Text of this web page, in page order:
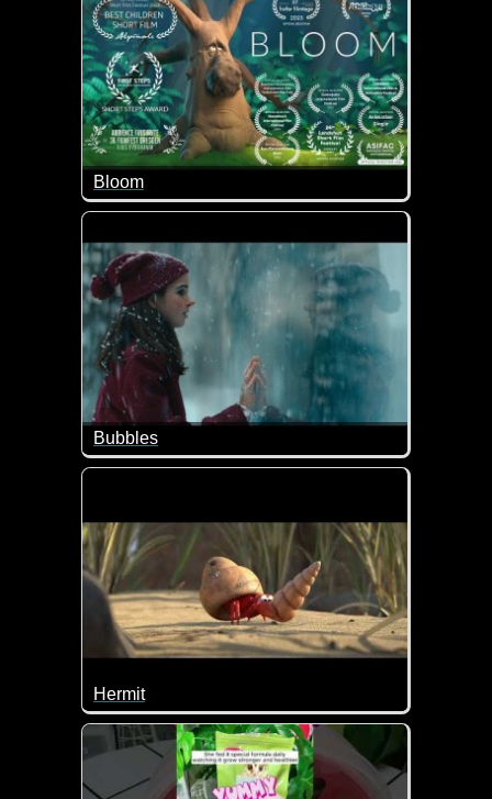
Bloom
Karl ist nicht so wie die anderen Bäume im
Bubbles
In einer Zeit, in der sich die Welt gespaltener
Hermit
Wenn du dieses Video gesehen hast, wirst du nie